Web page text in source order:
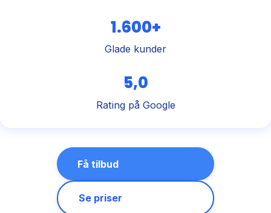
1.600+
Glade kunder
5,0
Rating på Google
Få tilbud
Se priser